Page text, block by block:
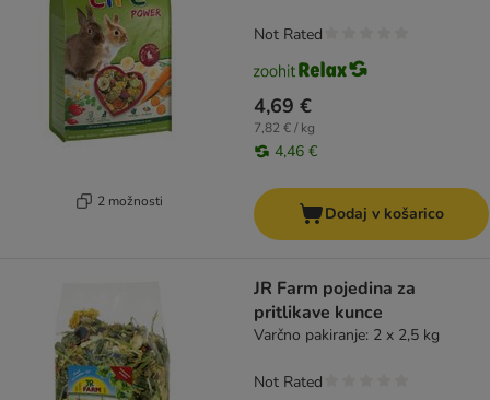
2 možnosti
4,69 €
7,82 € / kg
4,46 €
Not Rated
Dodaj v košarico
JR Farm pojedina za
pritlikave kunce
Varčno pakiranje: 2 x 2,5 kg
Not Rated